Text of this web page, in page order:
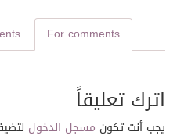
For comments
اترك تعليقاً
يجب أنت تكون مسجل الدخول